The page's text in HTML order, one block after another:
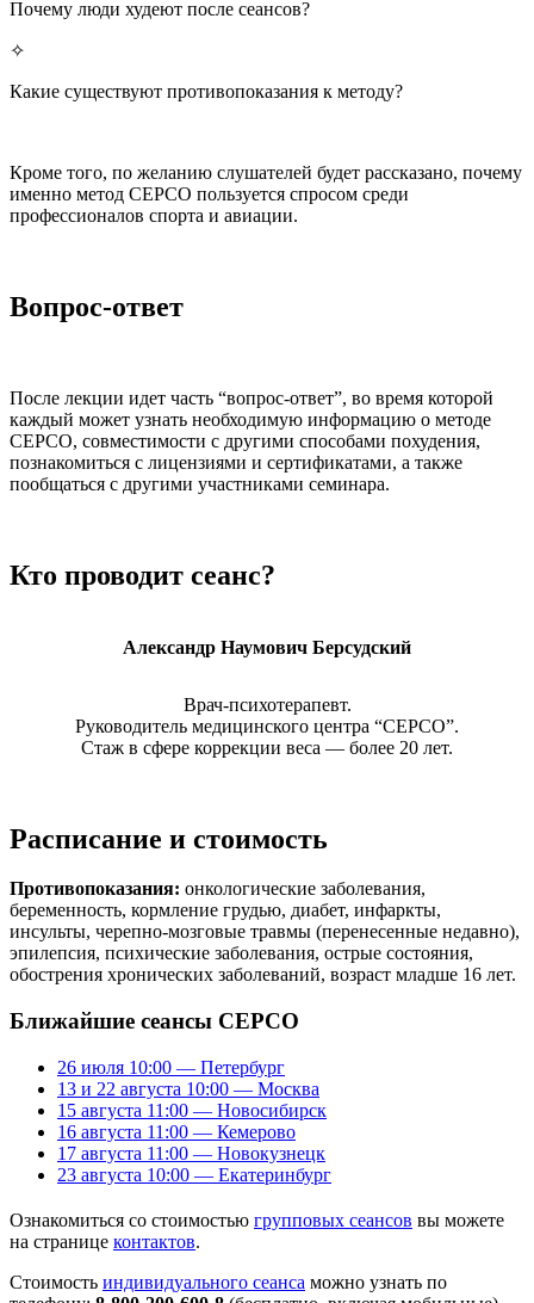
Почему люди худеют после сеансов?
✧
Какие существуют противопоказания к методу?
Кроме того, по желанию слушателей будет рассказано, почему
именно метод СЕРСО пользуется спросом среди
профессионалов спорта и авиации.
Вопрос-ответ
После лекции идет часть “вопрос-ответ”, во время которой
каждый может узнать необходимую информацию о методе
СЕРСО, совместимости с другими способами похудения,
познакомиться с лицензиями и сертификатами, а также
пообщаться с другими участниками семинара.
Кто проводит сеанс?
Александр Наумович Берсудский
Врач-психотерапевт.
Руководитель медицинского центра “СЕРСО”.
Стаж в сфере коррекции веса — более 20 лет.
Расписание и стоимость
Противопоказания: онкологические заболевания,
беременность, кормление грудью, диабет, инфаркты,
инсульты, черепно-мозговые травмы (перенесенные недавно),
эпилепсия, психические заболевания, острые состояния,
обострения хронических заболеваний, возраст младше 16 лет.
Ближайшие сеансы СЕРСО
26 июля 10:00 — Петербург
13 и 22 августа 10:00 — Москва
15 августа 11:00 — Новосибирск
16 августа 11:00 — Кемерово
17 августа 11:00 — Новокузнецк
23 августа 10:00 — Екатеринбург
Ознакомиться со стоимостью групповых сеансов вы можете
на странице контактов.
Стоимость индивидуального сеанса можно узнать по